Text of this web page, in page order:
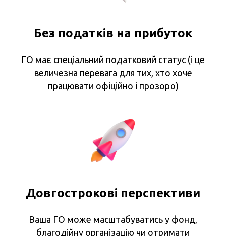
Без податків на прибуток
ГО має спеціальний податковий статус (і це
величезна перевага для тих, хто хоче
працювати офіційно і прозоро)
Довгострокові перспективи
Ваша ГО може масштабуватись у фонд,
благодійну організацію чи отримати